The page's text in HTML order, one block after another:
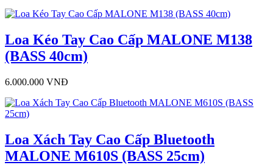
Loa Kéo Tay Cao Cấp MALONE M138
(BASS 40cm)
6.000.000 VNĐ
Loa Xách Tay Cao Cấp Bluetooth
MALONE M610S (BASS 25cm)